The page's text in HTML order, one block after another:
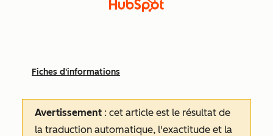
Fiches d'informations
Avertissement : cet article est le résultat de
la traduction automatique, l'exactitude et la